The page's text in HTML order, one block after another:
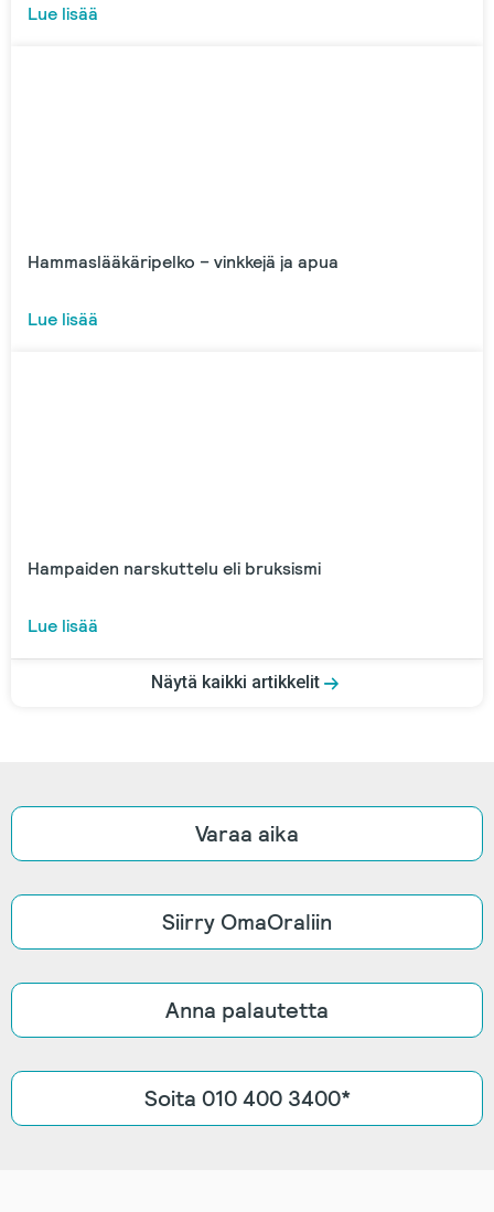
Lue lisää
Hammaslääkäripelko – vinkkejä ja apua
Lue lisää
Hampaiden narskuttelu eli bruksismi
Lue lisää
Näytä kaikki artikkelit
Varaa aika
Siirry OmaOraliin
Anna palautetta
Soita 010 400 3400*